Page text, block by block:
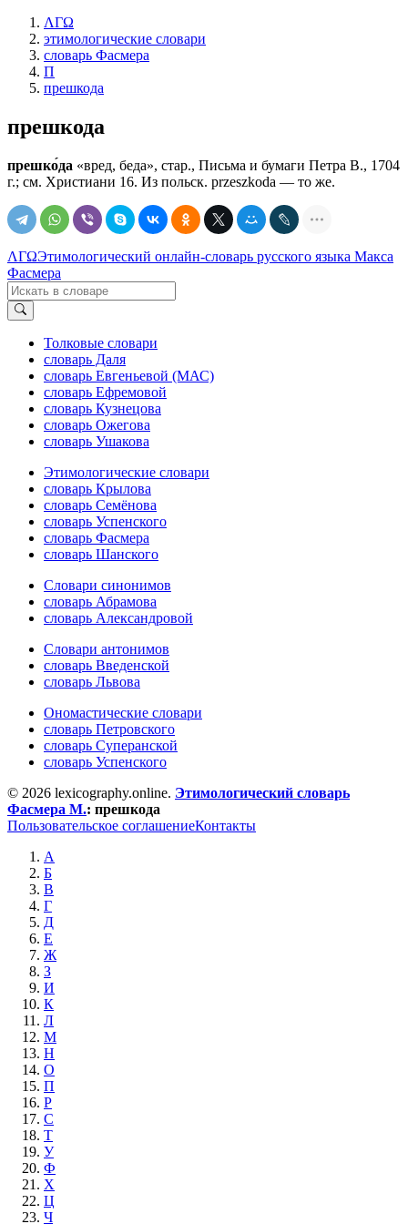
ΛΓΩ
этимологические словари
словарь Фасмера
П
прешкода
прешкода
прешко́да «вред, беда», стар., Письма и бумаги Петра В., 1704
г.; см. Христиани 16. Из польск. przeszkoda — то же.
ΛΓΩЭтимологический онлайн-словарь русского языка Макса
Фасмера
Толковые словари
словарь Даля
словарь Евгеньевой (МАС)
словарь Ефремовой
словарь Кузнецова
словарь Ожегова
словарь Ушакова
Этимологические словари
словарь Крылова
словарь Семёнова
словарь Успенского
словарь Фасмера
словарь Шанского
Словари синонимов
словарь Абрамова
словарь Александровой
Словари антонимов
словарь Введенской
словарь Львова
Ономастические словари
словарь Петровского
словарь Суперанской
словарь Успенского
© 2026 lexicography.online. Этимологический словарь
Фасмера М.: прешкода
Пользовательское соглашениеКонтакты
А
Б
В
Г
Д
Е
Ж
З
И
К
Л
М
Н
О
П
Р
С
Т
У
Ф
Х
Ц
Ч